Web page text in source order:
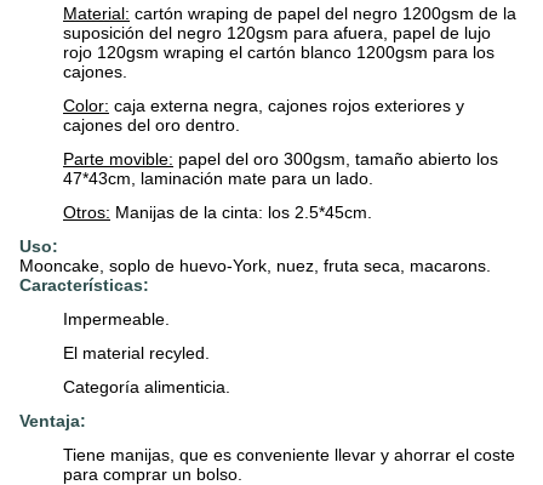
Material: cartón wraping de papel del negro 1200gsm de la
suposición del negro 120gsm para afuera, papel de lujo
rojo 120gsm wraping el cartón blanco 1200gsm para los
cajones.
Color: caja externa negra, cajones rojos exteriores y
cajones del oro dentro.
Parte movible: papel del oro 300gsm, tamaño abierto los
47*43cm, laminación mate para un lado.
Otros: Manijas de la cinta: los 2.5*45cm.
Uso:
Mooncake, soplo de huevo-York, nuez, fruta seca, macarons.
Características:
Impermeable.
El material recyled.
Categoría alimenticia.
Ventaja:
Tiene manijas, que es conveniente llevar y ahorrar el coste
para comprar un bolso.